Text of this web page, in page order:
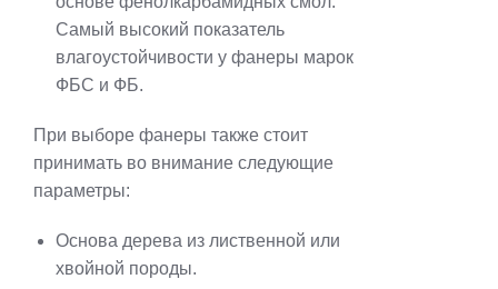
Самый высокий показатель
влагоустойчивости у фанеры марок
ФБС и ФБ.
При выборе фанеры также стоит
принимать во внимание следующие
параметры:
Основа дерева из лиственной или
хвойной породы.